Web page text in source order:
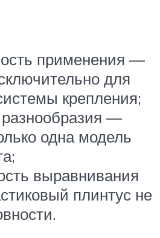
применения —
для
крепления;
разнообразия —
одна модель
выравнивания
плинтус не